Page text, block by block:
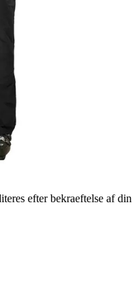
efter bekraeftelse af din